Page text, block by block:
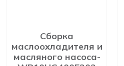
Сборка
маслоохладителя и
масляного насоса-